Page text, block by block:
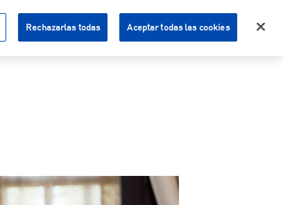
Acceso Clientes
Rechazarlas todas Aceptar todas las cookies